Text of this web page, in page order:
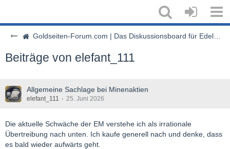
Goldseiten-Forum.com | Das Diskussionsboard für Edelmetalle & Rohstoffe
Beiträge von elefant_111
Allgemeine Sachlage bei Minenaktien
elefant_111 25. Juni 2026
Die aktuelle Schwäche der EM verstehe ich als irrationale
Übertreibung nach unten. Ich kaufe generell nach und denke, dass
es bald wieder aufwärts geht.